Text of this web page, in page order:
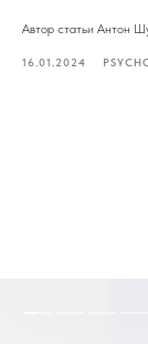
Автор статьи Антон
16.01.2024